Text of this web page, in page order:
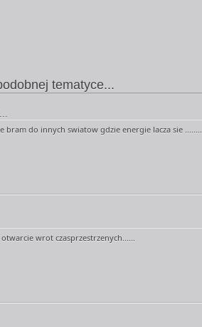
tematyce...
bram do innych swiatow gdzie energie lacza sie ........
wrot czasprzestrzenych......